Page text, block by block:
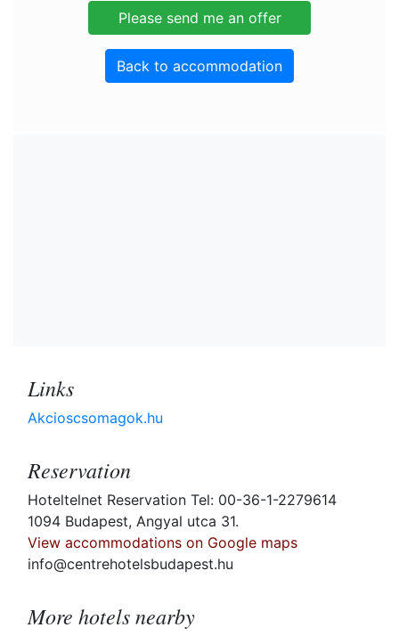
Back to accommodation
Links
Akcioscsomagok.hu
Reservation
Hoteltelnet Reservation Tel: 00-36-1-2279614
1094 Budapest, Angyal utca 31.
View accommodations on Google maps
info@centrehotelsbudapest.hu
More hotels nearby